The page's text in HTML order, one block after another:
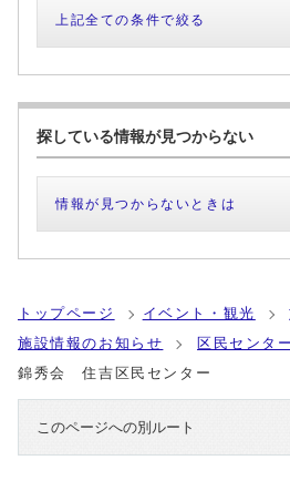
上記全ての条件で絞る
探している情報が見つからない
情報が見つからないときは
トップページ イベント・観光
施設情報のお知らせ
区民センタ
錦秀会 住吉区民センター
このページへの別ルート